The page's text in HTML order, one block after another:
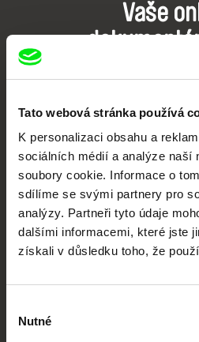
Tato webová stránka používá
K personalizaci obsahu a
sociálních médií a analýze naší
soubory cookie. Informace o
sdílíme se svými partnery pro
analýzy. Partneři tyto údaje
dalšími informacemi, které jste
získali v důsledku toho, že
souhlasu
Nutné
Vaše
Nové
Portál DAFilms.cz je výsledkem tvůrčí
festivalů dokumentárního filmu
posouvat hranice dokumentárního
podporovat kvalitní
Členové Doc